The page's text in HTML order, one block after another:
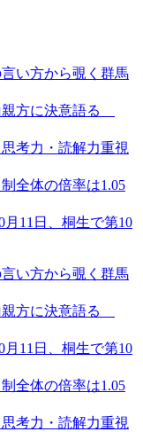
い方から覗く群馬
方に決意語る
考力・読解力重視
全体の倍率は1.05
11日、桐生で第10
い方から覗く群馬
方に決意語る
11日、桐生で第10
全体の倍率は1.05
考力・読解力重視